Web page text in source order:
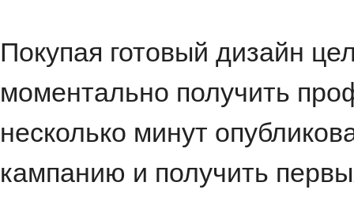
Покупая готовый дизайн
моментально получить
несколько минут
кампанию и получить